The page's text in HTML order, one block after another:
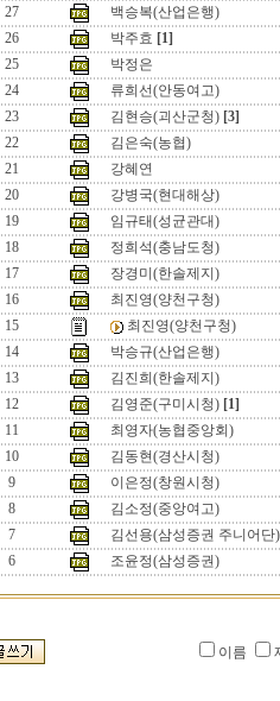
27
백승복(산업은행)
26
박주효 [1]
25
박정은
24
류희선(안동여고)
23
김현승(괴산군청) [3]
22
김은숙(농협)
21
강혜연
20
강병국(현대해상)
19
임규태(성균관대)
18
정희석(충남도청)
17
장경미(한솔제지)
16
최진영(양천구청)
15
최진영(양천구청)
14
박승규(산업은행)
13
김진희(한솔제지)
12
김영준(구미시청) [1]
11
최영자(농협중앙회)
10
김동현(경산시청)
9
이은정(창원시청)
8 김소정(중앙여고)
7
김선용(삼성증권 주니어단)
6
조윤정(삼성증권)
이름